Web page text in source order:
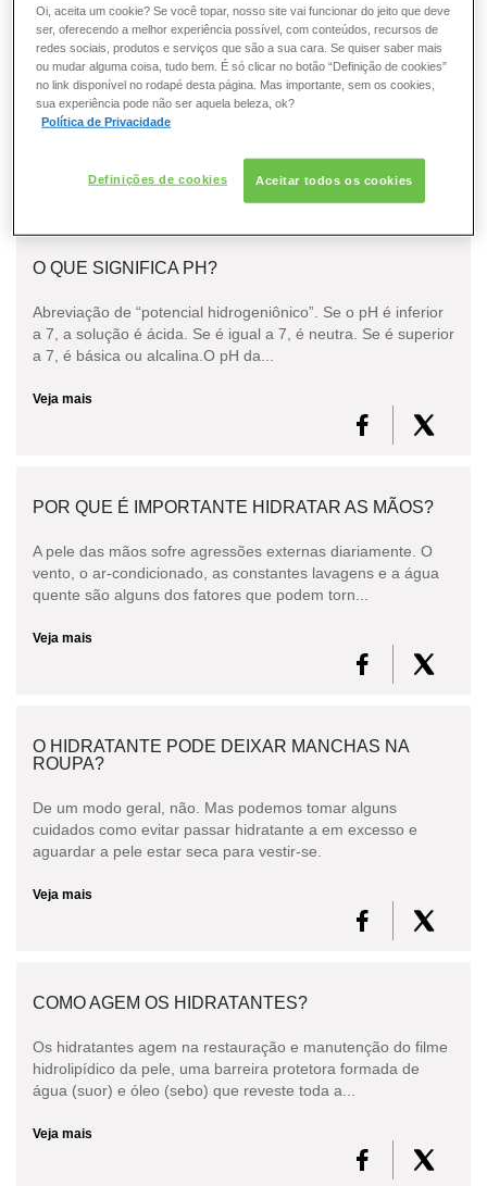
OS HOMENS PODEM UTILIZAR CREMES
REDUTORES?
Os homens não são afetados pela celulite, mas têm um
tecido adiposo muito mobilizável que pode diminuir
rapidamente com uma dieta alimentar. A utilização dos...
O QUE SIGNIFICA PH?
Abreviação de “potencial hidrogeniônico”. Se o pH é inferior
a 7, a solução é ácida. Se é igual a 7, é neutra. Se é superior
a 7, é básica ou alcalina.O pH da...
Veja mais
POR QUE É IMPORTANTE HIDRATAR AS MÃOS?
A pele das mãos sofre agressões externas diariamente. O
vento, o ar-condicionado, as constantes lavagens e a água
quente são alguns dos fatores que podem torn...
Veja mais
O HIDRATANTE PODE DEIXAR MANCHAS NA
ROUPA?
De um modo geral, não. Mas podemos tomar alguns
cuidados como evitar passar hidratante a em excesso e
aguardar a pele estar seca para vestir-se.
Veja mais
COMO AGEM OS HIDRATANTES?
Os hidratantes agem na restauração e manutenção do filme
hidrolipídico da pele, uma barreira protetora formada de
água (suor) e óleo (sebo) que reveste toda a...
Veja mais
Oi, aceita um cookie? Se você topar, nosso site vai funcionar do jeito que deve
ser, oferecendo a melhor experiência possível, com conteúdos, recursos de
redes sociais, produtos e serviços que são a sua cara. Se quiser saber mais
ou mudar alguma coisa, tudo bem. É só clicar no botão “Definição de cookies”
no link disponível no rodapé desta página. Mas importante, sem os cookies,
sua experiência pode não ser aquela beleza, ok?
Política de Privacidade
Definições de cookies Aceitar todos os cookies